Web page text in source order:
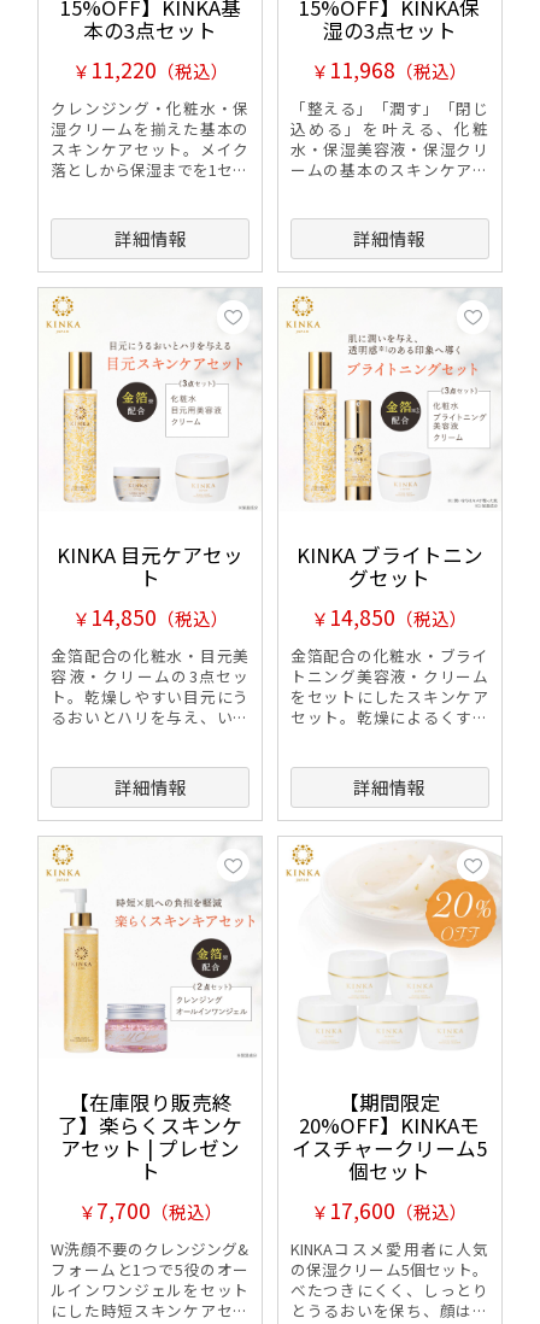
15%OFF】KINKA基
本の3点セット
￥ 11,220 （税込）
クレンジング・化粧水・保
湿クリームを揃えた基本の
スキンケアセット。メイク
落としから保湿までを1セッ
肌へ導きます。
詳細情報
15%OFF】KINKA保
湿の3点セット
￥ 11,968 （税込）
「整える」「潤す」「閉じ
込める」を叶える、化粧
水・保湿美容液・保湿クリ
ームの基本のスキンケアセ
しく健やかな肌へ導きま
詳細情報
KINKA 目元ケアセッ
ト
￥ 14,850 （税込）
金箔配合の化粧水・目元美
容液・クリームの3点セッ
ト。乾燥しやすい目元にう
るおいとハリを与え、いき
詳細情報
KINKA ブライトニン
グセット
￥ 14,850 （税込）
金箔配合の化粧水・ブライ
トニング美容液・クリーム
をセットにしたスキンケア
セット。乾燥によるくすみ
詳細情報
【在庫限り販売終
了】楽らくスキンケ
アセット | プレゼン
ト
￥7,700 （税込）
W洗顔不要のクレンジング&
フォームと1つで5役のオー
ルインワンジェルをセット
にした時短スキンケアセッ
【期間限定
20%OFF】KINKAモ
イスチャークリーム5
個セット
￥ 17,600 （税込）
KINKAコスメ愛用者に人気
の保湿クリーム5個セット。
べたつきにくく、しっとり
とうるおいを保ち、顔はも